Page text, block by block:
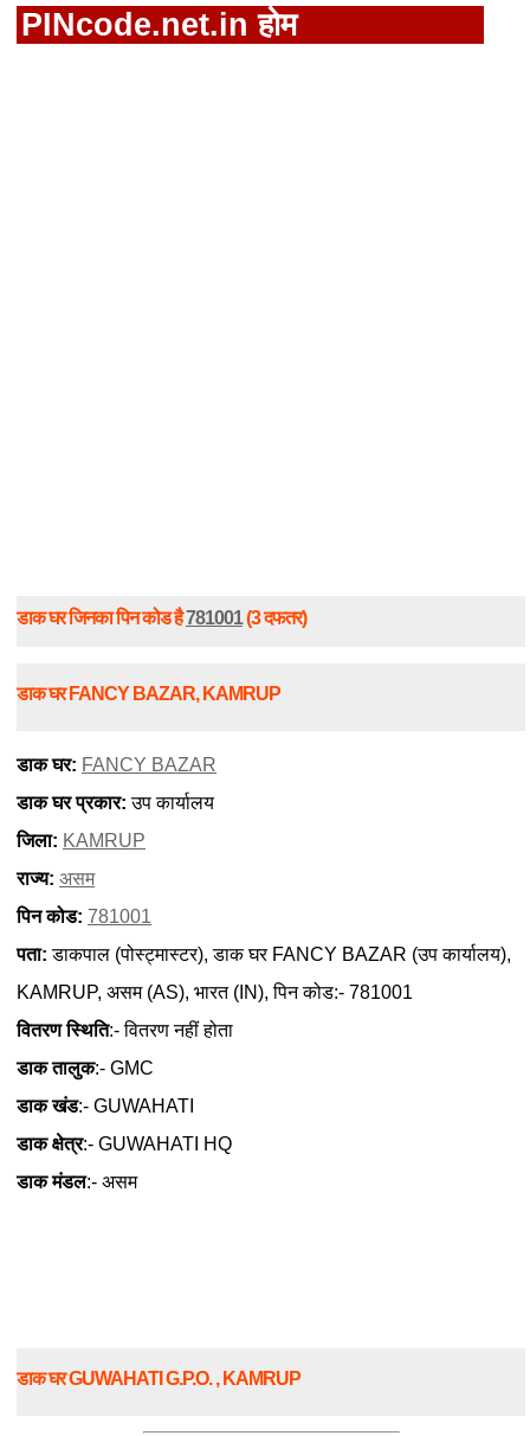
PINcode.net.in होम
डाक घर जिनका पिन कोड है781001(3 दफतर)
डाक घर FANCY BAZAR, KAMRUP
डाक घर: FANCY BAZAR
डाक घर प्रकार: उप कार्यालय
जिला: KAMRUP
राज्य: असम
पिन कोड: 781001
पता: डाकपाल (पोस्ट्मास्टर), डाक घर FANCY BAZAR (उप कार्यालय),
KAMRUP, असम (AS), भारत (IN), पिन कोड:- 781001
वितरण स्थिति:- वितरण नहीं होता
डाक तालुक:- GMC
डाक खंड:- GUWAHATI
डाक क्षेत्र:- GUWAHATI HQ
डाक मंडल:- असम
डाक घर GUWAHATI G.P.O. , KAMRUP